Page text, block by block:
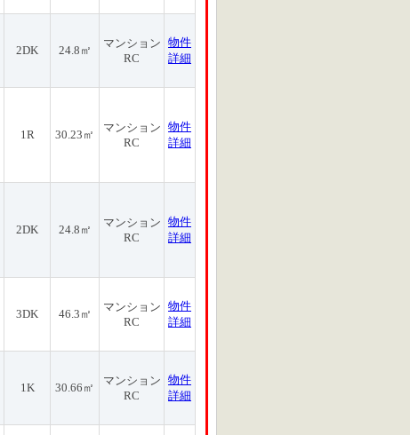
2DK 24.8㎡
マンション
RC
物件
詳細
1R 30.23㎡
マンション
RC
物件
詳細
2DK 24.8㎡
マンション
RC
物件
詳細
3DK 46.3㎡
マンション
RC
物件
詳細
1K 30.66㎡
マンション
RC
物件
詳細